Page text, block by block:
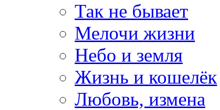
Так не бывает
Мелочи жизни
Небо и земля
Жизнь и кошелёк
Любовь, измена